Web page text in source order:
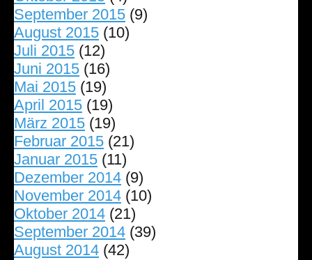
September 2015 (9)
August 2015 (10)
Juli 2015 (12)
Juni 2015 (16)
Mai 2015 (19)
April 2015 (19)
März 2015 (19)
Februar 2015 (21)
Januar 2015 (11)
Dezember 2014 (9)
November 2014 (10)
Oktober 2014 (21)
September 2014 (39)
August 2014 (42)